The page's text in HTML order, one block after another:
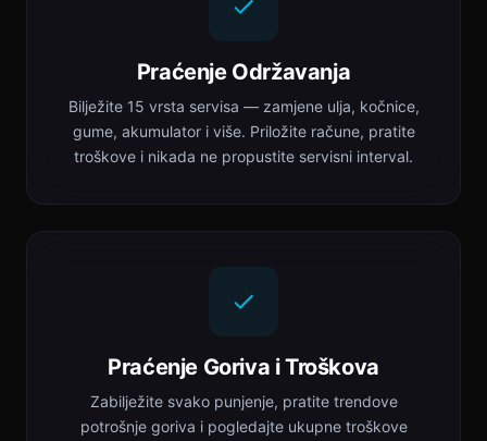
Praćenje Održavanja
Bilježite 15 vrsta servisa — zamjene ulja, kočnice,
gume, akumulator i više. Priložite račune, pratite
troškove i nikada ne propustite servisni interval.
Praćenje Goriva i Troškova
Zabilježite svako punjenje, pratite trendove
potrošnje goriva i pogledajte ukupne troškove